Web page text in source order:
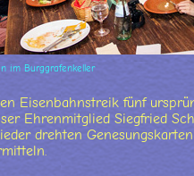
im Burggrafenkeller
Eisenbahnstreik fünf
Ehrenmitglied Siegfried
drehten